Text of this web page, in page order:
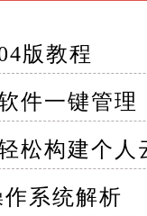
了时间和精力
随着手机像素
间不足时，不
存储空间，让
版教程
件一键管理
松构建个人
系统解析